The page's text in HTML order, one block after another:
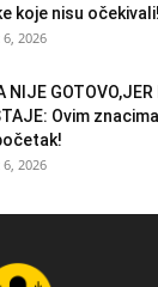
koje nisu očekivali!
2026
NIJE
Ovim
2026